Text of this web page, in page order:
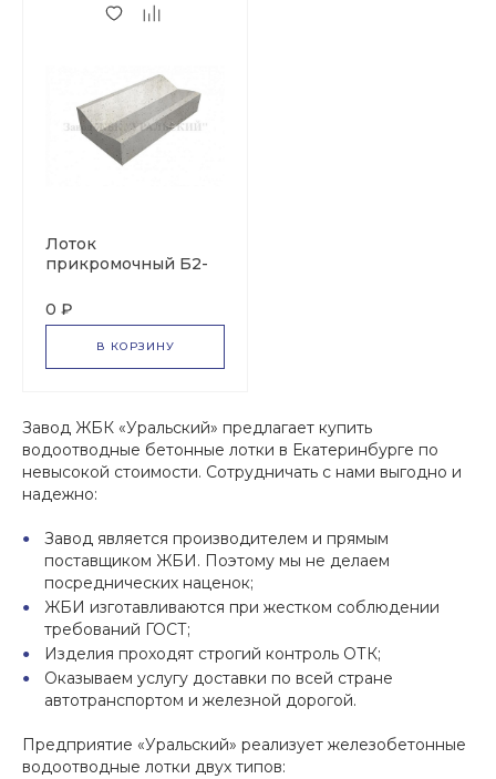
Лоток
прикромочный Б2-
0 ₽
В КОРЗИНУ
Завод ЖБК «Уральский» предлагает купить
водоотводные бетонные лотки в Екатеринбурге по
невысокой стоимости. Сотрудничать с нами выгодно и
надежно:
Завод является производителем и прямым
поставщиком ЖБИ. Поэтому мы не делаем
посреднических наценок;
ЖБИ изготавливаются при жестком соблюдении
требований ГОСТ;
Изделия проходят строгий контроль ОТК;
Оказываем услугу доставки по всей стране
автотранспортом и железной дорогой.
Предприятие «Уральский» реализует железобетонные
водоотводные лотки двух типов: